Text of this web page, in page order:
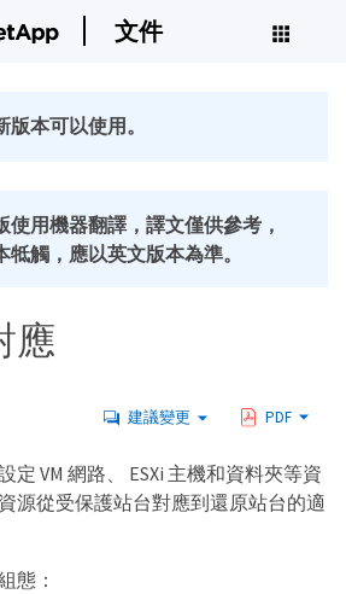
文件
本可以使用。
使用機器翻譯，譯文僅供參考，
牴觸，應以英文版本為準。
應
建議變更 PDF
定 VM 網路、 ESXi 主機和資料夾等資
源從受保護站台對應到還原站台的適
態：